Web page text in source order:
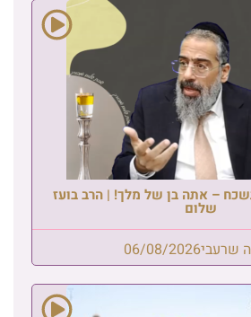
– אתה בן של מלך! | הרב בועז
שלום
שרעבי06/08/2026